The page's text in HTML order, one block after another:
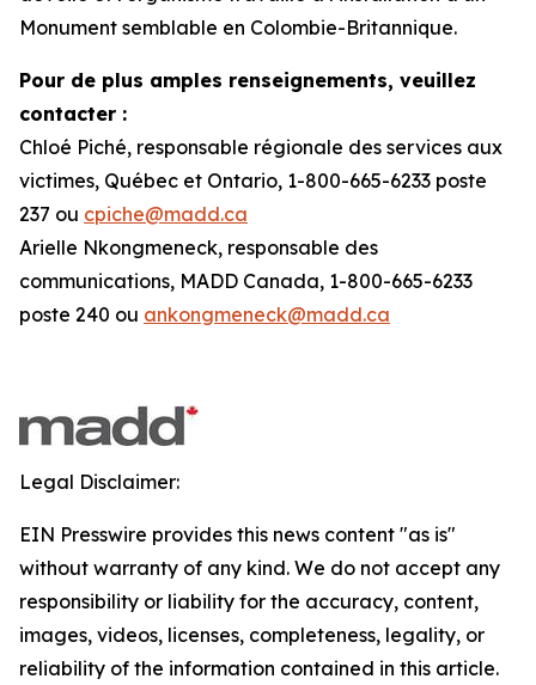
Monument semblable en Colombie-Britannique.
Pour de plus amples renseignements, veuillez
contacter :
Chloé Piché, responsable régionale des services aux
victimes, Québec et Ontario, 1-800-665-6233 poste
237 ou cpiche@madd.ca
Arielle Nkongmeneck, responsable des
communications, MADD Canada, 1-800-665-6233
poste 240 ou ankongmeneck@madd.ca
Legal Disclaimer:
EIN Presswire provides this news content "as is"
without warranty of any kind. We do not accept any
responsibility or liability for the accuracy, content,
images, videos, licenses, completeness, legality, or
reliability of the information contained in this article.